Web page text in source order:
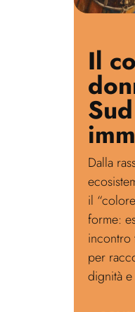
Il
Dalla
il
forme:
incontro
per
dignità